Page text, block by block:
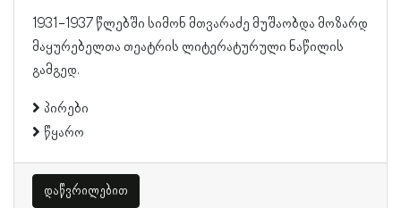
1931-1937 წლებში სიმონ მთვარაძე მუშაობდა მოზარდ
მაყურებელთა თეატრის ლიტერატურული ნაწილის
გამგედ.
პირები
წყარო
დაწვრილებით